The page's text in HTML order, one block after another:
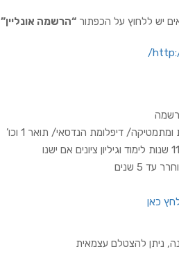
יש ללחוץ על הכפתור “הרשמה אונליין”
דיפלומת הנדסאי/ תואר 1 וכו’
5 שנים
כאן
ניתן להצטלם עצמאית